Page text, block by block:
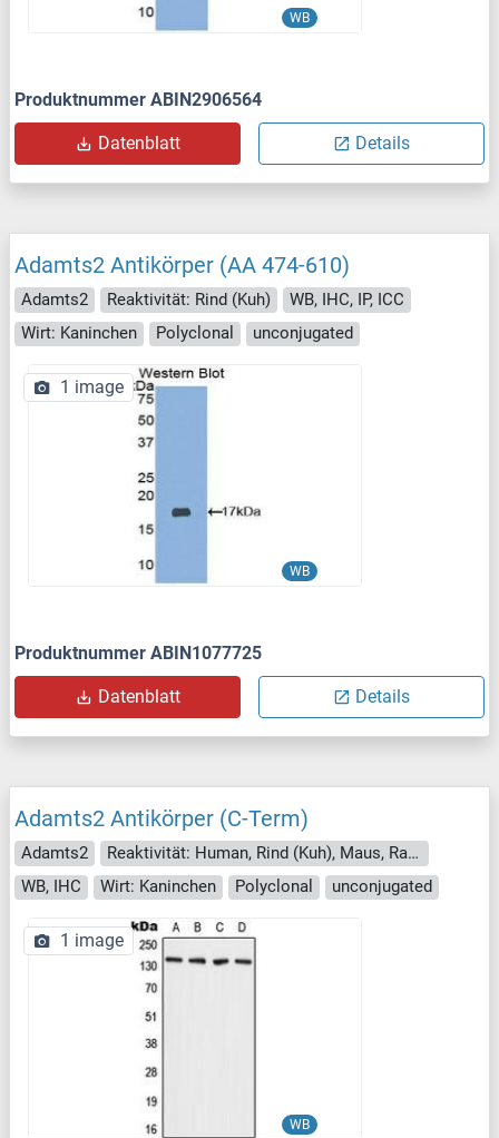
WB
Produktnummer ABIN2906564
Datenblatt Details
Adamts2 Antikörper (AA 474-610)
Adamts2 Reaktivität: Rind (Kuh)
WB, IHC, IP, ICC
Wirt: Kaninchen
Polyclonal unconjugated
WB
1 image
Produktnummer ABIN1077725
Datenblatt Details
Adamts2 Antikörper (C-Term)
Adamts2
Reaktivität: Human, Rind (Kuh), Maus, Ratte
WB, IHC
Wirt: Kaninchen Polyclonal unconjugated
WB
1 image